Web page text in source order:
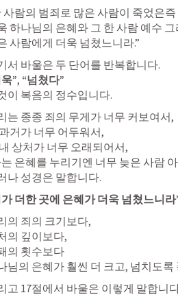
사람의 범죄로 많은 사람이 죽었은즉
하나님의 은혜와 그 한 사람 예수
사람에게 더욱 넘쳤느니라.”
”, “넘쳤다”
이 복음의 정수입니다.
는 종종 죄의 무게가 너무 커보여서,
거가 너무 어두워서,
상처가 너무 오래되어서,
은혜를 누리기엔 너무 늦은 사람
나 성경은 말합니다.
가 더한 곳에 은혜가 더욱 넘쳤느니라
의 죄의 크기보다,
의 깊이보다,
의 횟수보다
님의 은혜가 훨씬 더 크고, 넘치도록
고 17절에서 바울은 이렇게 말합니